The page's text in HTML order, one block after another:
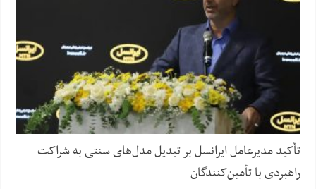
تأکید مدیرعامل ایرانسل بر تبدیل مدل‌های سنتی به شراکت
راهبردی با تأمین‌کنندگان